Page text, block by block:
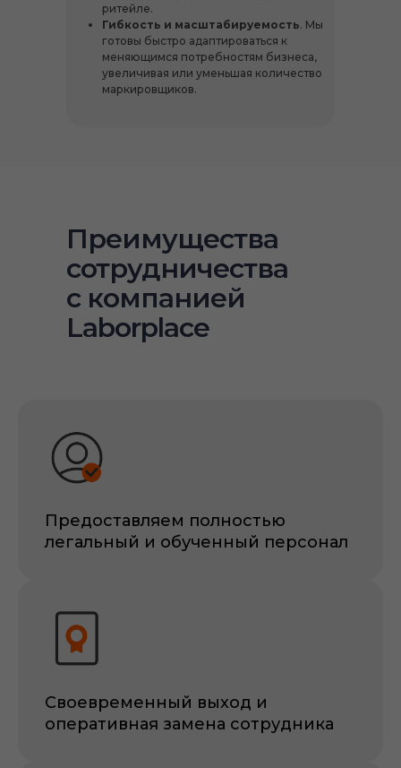
ритейле.
Гибкость и масштабируемость. Мы
готовы быстро адаптироваться к
меняющимся потребностям бизнеса,
увеличивая или уменьшая количество
маркировщиков.
Преимущества
сотрудничества
с компанией
Laborplace
Предоставляем полностью
легальный и обученный персонал
Своевременный выход и
оперативная замена сотрудника